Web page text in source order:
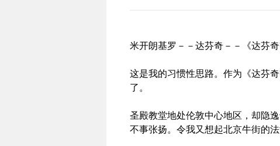
米开朗基罗－－达芬奇－－《达芬
这是我的习惯性思路。作为《达芬
了。
圣殿教堂地处伦敦中心地区，却隐
不事张扬。令我又想起北京牛街的法